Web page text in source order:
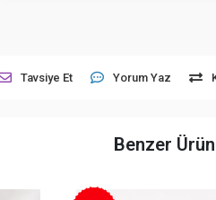
Tavsiye Et Yorum Yaz
Benzer